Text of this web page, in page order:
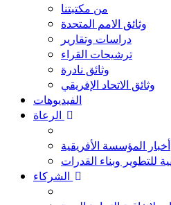
من مكتبتنا
وثائق الامم المتحدة
دراسات وتقارير
ترشيحات القراء
وثائق نادرة
وثائق الاتحاد الإفريقي
الفيديوهات
أخبار المؤسسة الأفريقية
للتطوير وبناء القدرات